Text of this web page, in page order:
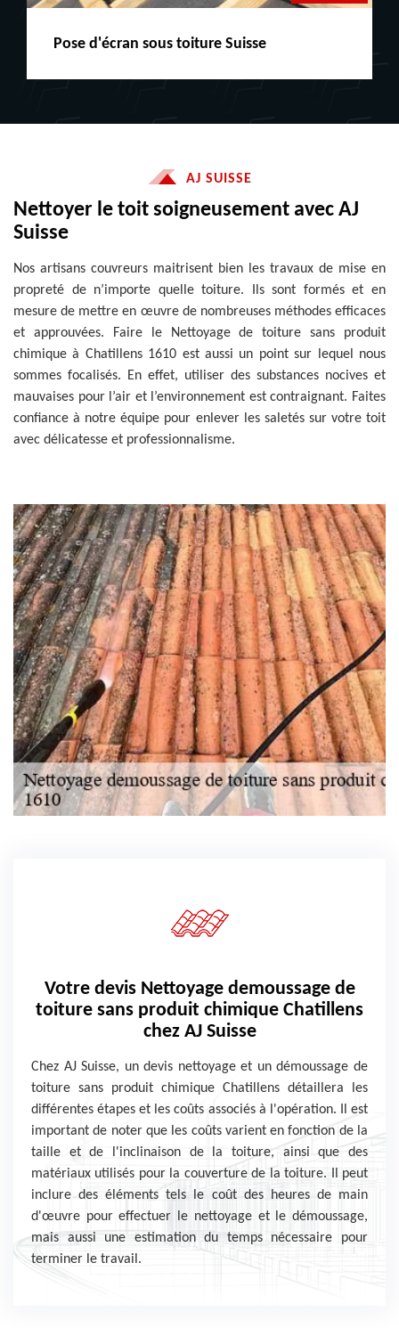
Peinture boiserie LE
AJ SUISSE
Nettoyer le toit soigneusement avec AJ
Suisse
Nos artisans couvreurs maitrisent bien les travaux de mise en
propreté de n’importe quelle toiture. Ils sont formés et en
mesure de mettre en œuvre de nombreuses méthodes efficaces
et approuvées. Faire le Nettoyage de toiture sans produit
chimique à Chatillens 1610 est aussi un point sur lequel nous
sommes focalisés. En effet, utiliser des substances nocives et
mauvaises pour l’air et l’environnement est contraignant. Faites
confiance à notre équipe pour enlever les saletés sur votre toit
avec délicatesse et professionnalisme.
Votre devis Nettoyage demoussage de
toiture sans produit chimique Chatillens
chez AJ Suisse
Chez AJ Suisse, un devis nettoyage et un démoussage de
toiture sans produit chimique Chatillens détaillera les
différentes étapes et les coûts associés à l'opération. Il est
important de noter que les coûts varient en fonction de la
taille et de l'inclinaison de la toiture, ainsi que des
matériaux utilisés pour la couverture de la toiture. Il peut
inclure des éléments tels le coût des heures de main
d'œuvre pour effectuer le nettoyage et le démoussage,
mais aussi une estimation du temps nécessaire pour
terminer le travail.